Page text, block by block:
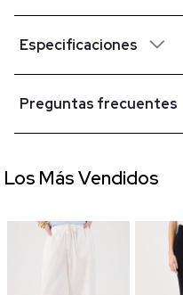
Especificaciones
Preguntas frecuentes
Los Más Vendidos